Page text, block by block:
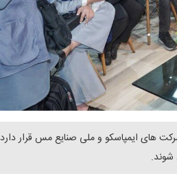
سازمان و شرکت های ایمپاسکو و ملی صنایع مس قرار دارد